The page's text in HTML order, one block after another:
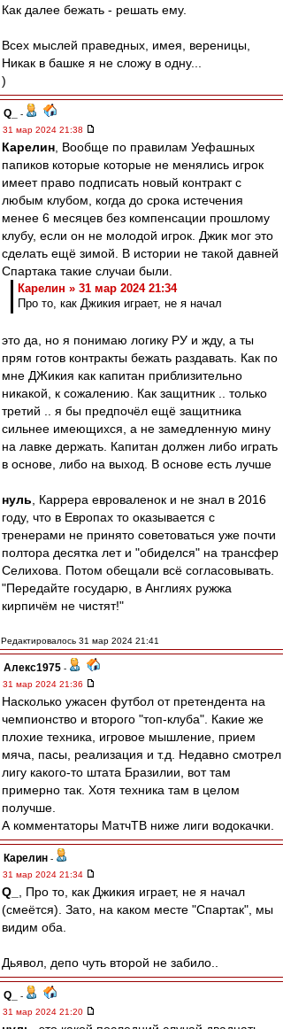
Как далее бежать - решать ему.
Всех мыслей праведных, имея, вереницы,
Никак в башке я не сложу в одну...
)
Q_
-
31 мар 2024 21:38
Карелин , Вообще по правилам Уефашных
папиков которые которые не менялись игрок
имеет право подписать новый контракт с
любым клубом, когда до срока истечения
менее 6 месяцев без компенсации прошлому
клубу, если он не молодой игрок. Джик мог это
сделать ещё зимой. В истории не такой давней
Спартака такие случаи были.
Карелин » 31 мар 2024 21:34
Про то, как Джикия играет, не я начал
это да, но я понимаю логику РУ и жду, а ты
прям готов контракты бежать раздавать. Как по
мне ДЖикия как капитан приблизительно
никакой, к сожалению. Как защитник .. только
третий .. я бы предпочёл ещё защитника
сильнее имеющихся, а не замедленную мину
на лавке держать. Капитан должен либо играть
в основе, либо на выход. В основе есть лучше
нуль , Каррера евроваленок и не знал в 2016
году, что в Европах то оказывается с
тренерами не принято советоваться уже почти
полтора десятка лет и "обиделся" на трансфер
Селихова. Потом обещали всё согласовывать.
"Передайте государю, в Англиях ружжа
кирпичём не чистят!"
Редактировалось 31 мар 2024 21:41
Алекс1975 -
31 мар 2024 21:36
Насколько ужасен футбол от претендента на
чемпионство и второго "топ-клуба". Какие же
плохие техника, игровое мышление, прием
мяча, пасы, реализация и т.д. Недавно смотрел
лигу какого-то штата Бразилии, вот там
примерно так. Хотя техника там в целом
получше.
А комментаторы МатчТВ ниже лиги водокачки.
Карелин -
31 мар 2024 21:34
Q_
, Про то, как Джикия играет, не я начал
(смеётся). Зато, на каком месте "Спартак", мы
видим оба.
Дьявол, депо чуть второй не забило..
Q_
-
31 мар 2024 21:20